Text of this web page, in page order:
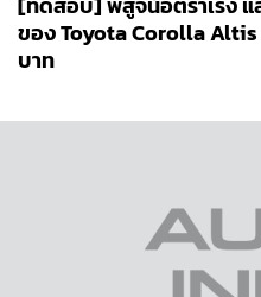
ของ Toyota Corolla Altis
บาท